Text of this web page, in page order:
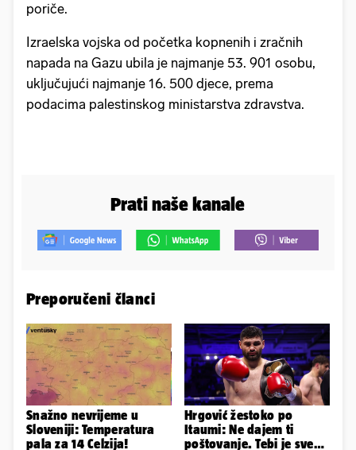
poriče.
Izraelska vojska od početka kopnenih i zračnih
napada na Gazu ubila je najmanje 53. 901 osobu,
uključujući najmanje 16. 500 djece, prema
podacima palestinskog ministarstva zdravstva.
Prati naše kanale
Preporučeni članci
Snažno nevrijeme u
Sloveniji: Temperatura
pala za 14 Celzija!
Hrgović žestoko po
Itaumi: Ne dajem ti
poštovanje. Tebi je sve